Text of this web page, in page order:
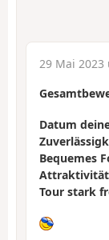
29 Mai 2023
Datum
Bequemes
Attraktivität
Tour stark